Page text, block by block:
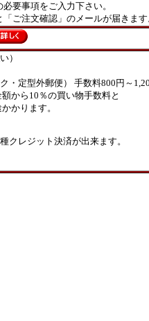
要事項をご入力下さい。
ご注文確認」のメールが届きま
）
・定型外郵便） 手数料800円～
ら10％の買い物手数料と
かります。
レジット決済が出来ます。